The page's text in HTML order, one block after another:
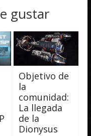
gustar
Objetivo de
la
comunidad:
La llegada
de la
Dionysus